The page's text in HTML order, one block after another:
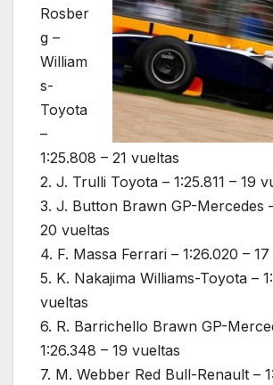
Rosber
g –
William
s-
Toyota
–
1:25.808 – 21 vueltas
2. J. Trulli Toyota – 1:25.811 – 19
3. J. Button Brawn GP-Mercedes
20 vueltas
4. F. Massa Ferrari – 1:26.020 –
5. K. Nakajima Williams-Toyota –
vueltas
6. R. Barrichello Brawn GP-
1:26.348 – 19 vueltas
7. M. Webber Red Bull-Renault –